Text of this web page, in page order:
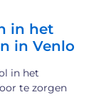
in het
in Venlo
in het
te zorgen